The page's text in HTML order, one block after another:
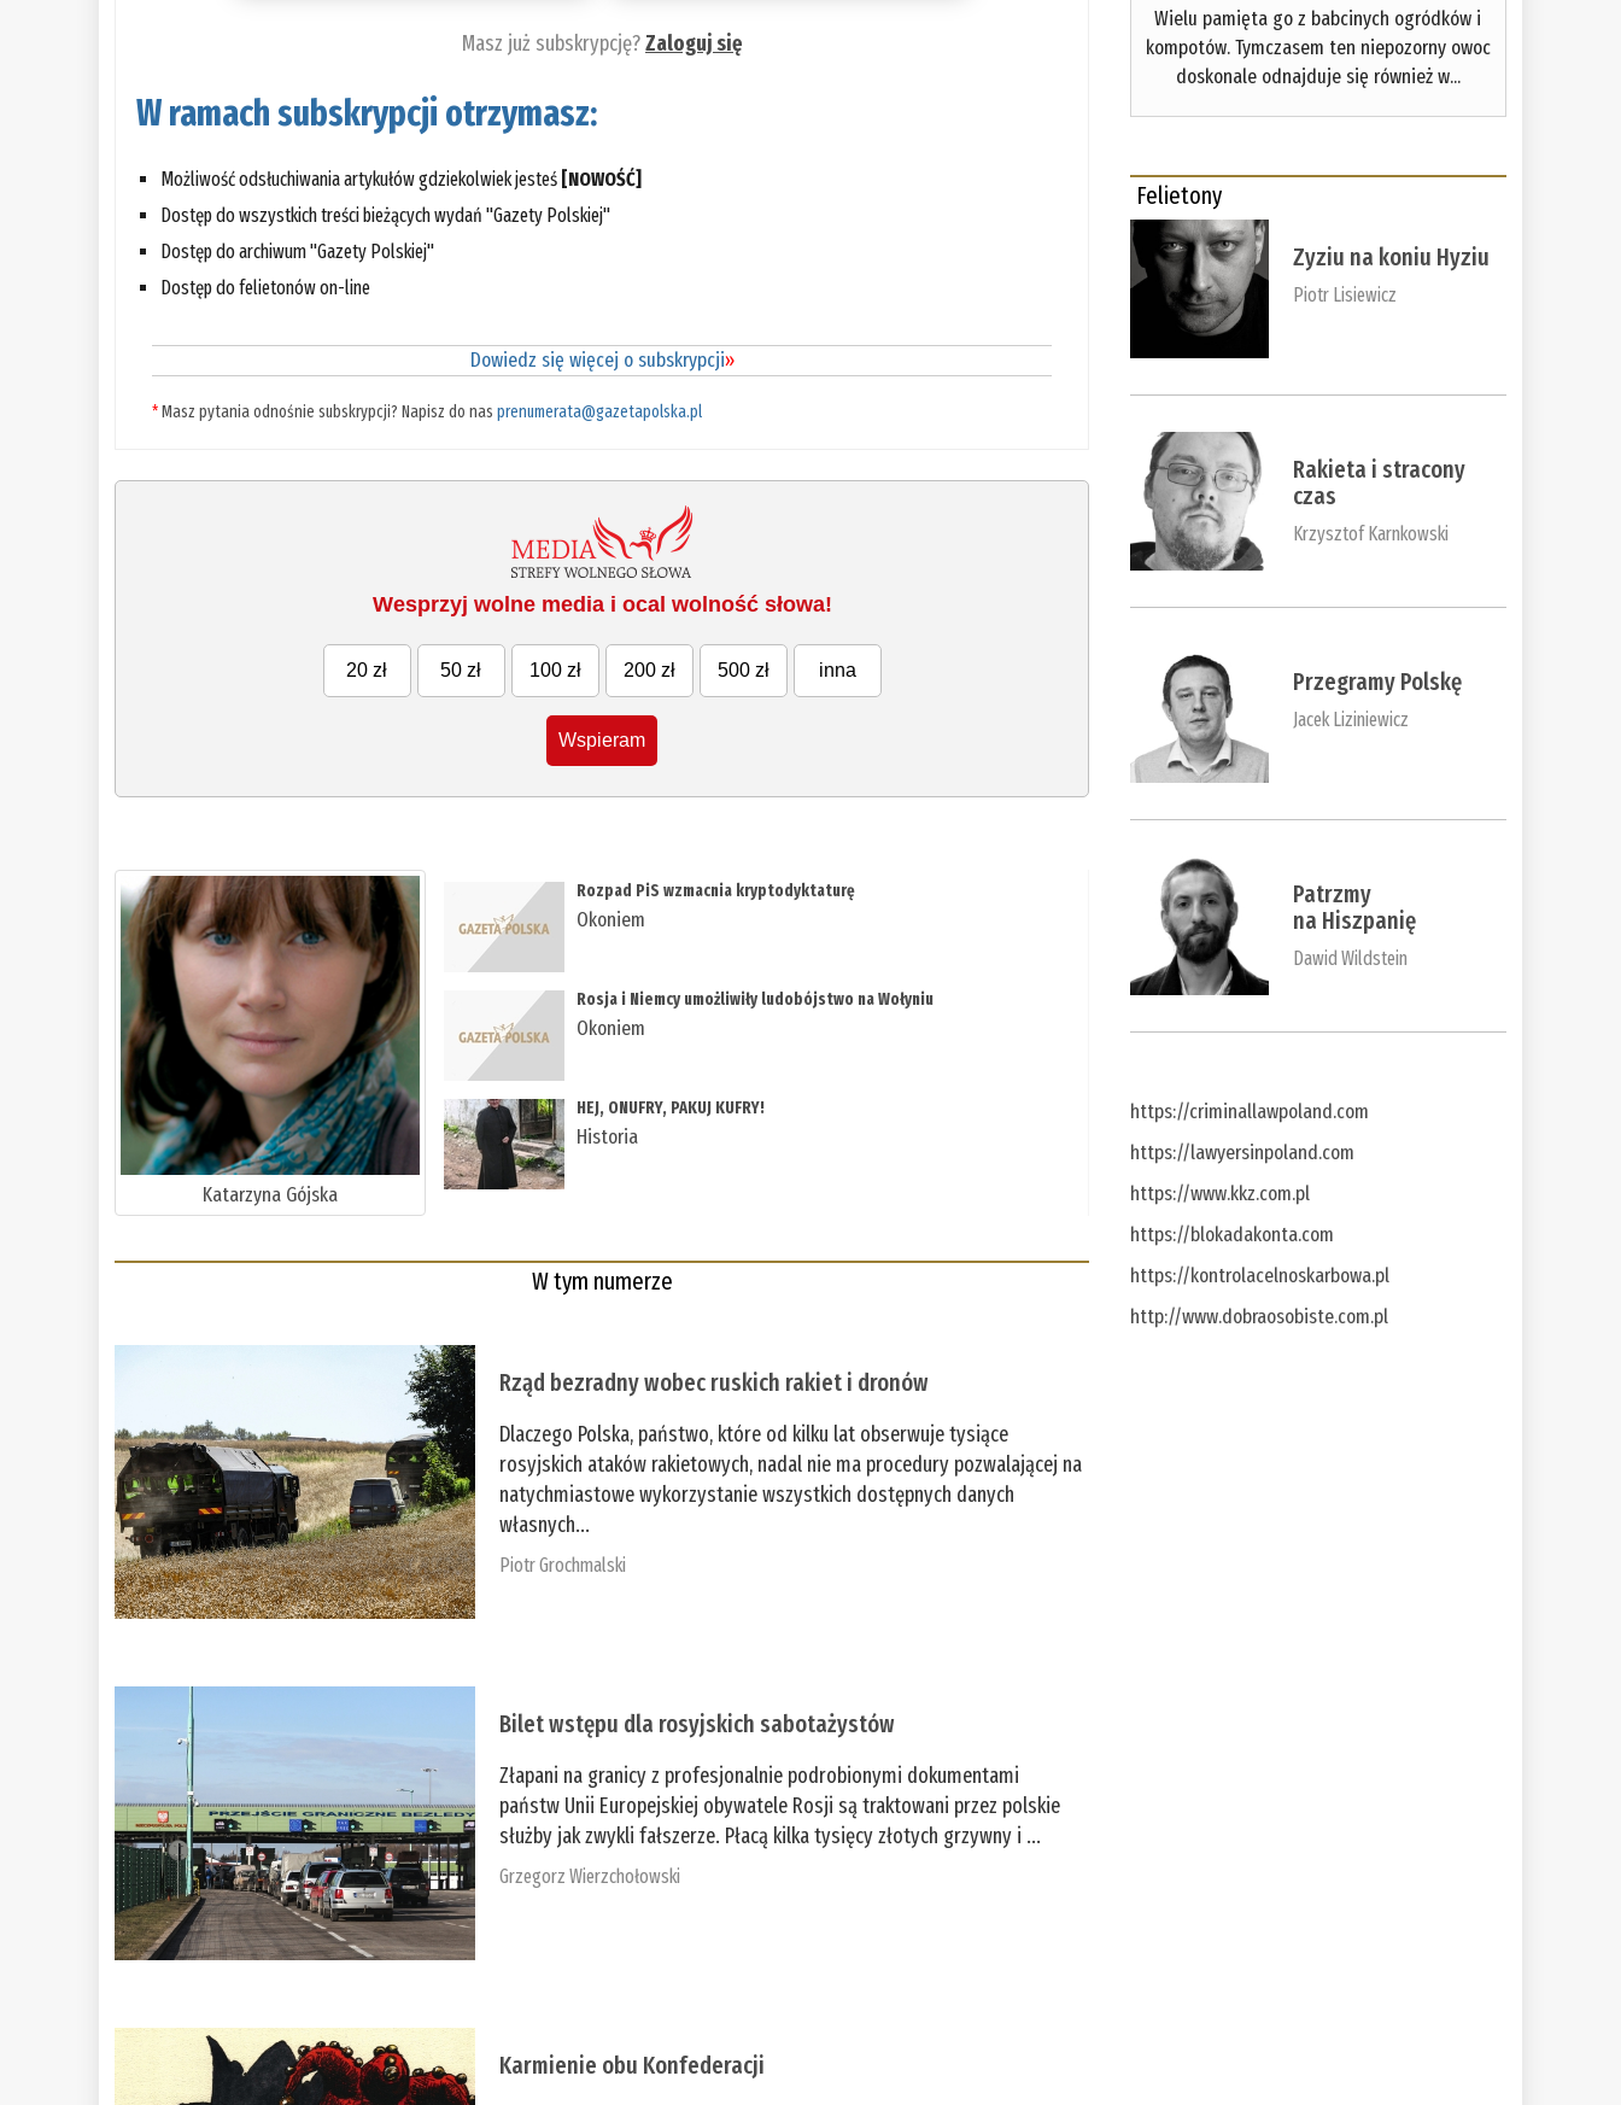
Masz już subskrypcję?Zaloguj się
W ramach subskrypcji otrzymasz:
Możliwość odsłuchiwania artykułów gdziekolwiek jesteś [NOWOŚĆ]
Dostęp do wszystkich treści bieżących wydań "Gazety Polskiej"
Dostęp do archiwum "Gazety Polskiej"
Dostęp do felietonów on-line
Dowiedz się więcej o subskrypcji»
*Masz pytania odnośnie subskrypcji? Napisz do nasprenumerata@gazetapolska.pl
Wesprzyj wolne media i ocal wolność słowa!
20 zł 50 zł 100 zł 200 zł 500 zł inna
Wspieram
Katarzyna Gójska
Rozpad PiS wzmacnia kryptodyktaturę
Okoniem
Rosja i Niemcy umożliwiły ludobójstwo na Wołyniu
Okoniem
HEJ, ONUFRY, PAKUJ KUFRY!
Historia
W tym numerze
Rząd bezradny wobec ruskich rakiet i dronów
Dlaczego Polska, państwo, które od kilku lat obserwuje tysiące
rosyjskich ataków rakietowych, nadal nie ma procedury pozwalającej na
natychmiastowe wykorzystanie wszystkich dostępnych danych
własnych...
Piotr Grochmalski
Bilet wstępu dla rosyjskich sabotażystów
Złapani na granicy z profesjonalnie podrobionymi dokumentami
państw Unii Europejskiej obywatele Rosji są traktowani przez polskie
służby jak zwykli fałszerze. Płacą kilka tysięcy złotych grzywny i ...
Grzegorz Wierzchołowski
Karmienie obu Konfederacji
Wielu pamięta go z babcinych ogródków i
kompotów. Tymczasem ten niepozorny owoc
doskonale odnajduje się również w...
Felietony
Zyziu na koniu Hyziu
Piotr Lisiewicz
Rakieta i stracony
czas
Krzysztof Karnkowski
Przegramy Polskę
Jacek Liziniewicz
Patrzmy
na Hiszpanię
Dawid Wildstein
https://criminallawpoland.com
https://lawyersinpoland.com
https://www.kkz.com.pl
https://blokadakonta.com
https://kontrolacelnoskarbowa.pl
http://www.dobraosobiste.com.pl